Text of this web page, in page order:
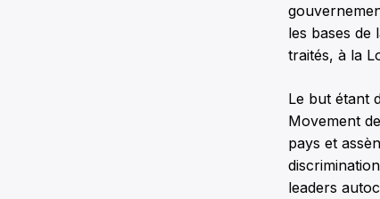
les bases de
traités, à la
Le but étant
Movement
pays et
leaders